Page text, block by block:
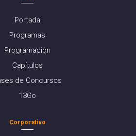
Portada
Programas
Programación
Capítulos
de Concursos
13Go
Corporativo